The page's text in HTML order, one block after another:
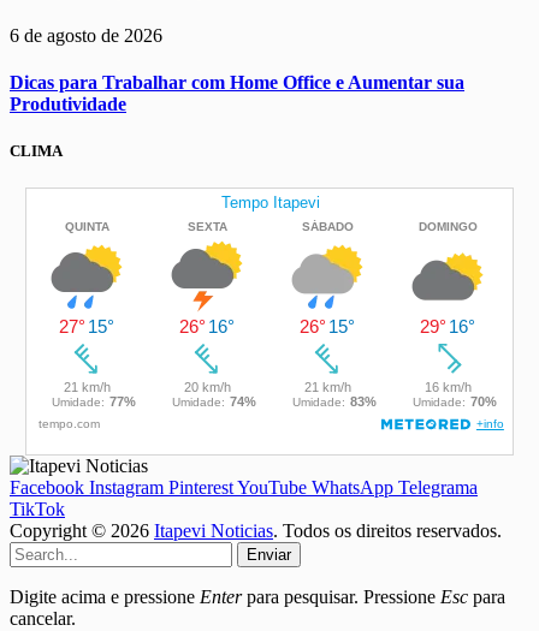
6 de agosto de 2026
Dicas para Trabalhar com Home Office e Aumentar sua
Produtividade
CLIMA
Facebook Instagram PinterestYouTube WhatsApp Telegrama
TikTok
Copyright © 2026 Itapevi Noticias. Todos os direitos reservados.
Enviar
Digite acima e pressione Enterpara pesquisar. Pressione Esc para
cancelar.